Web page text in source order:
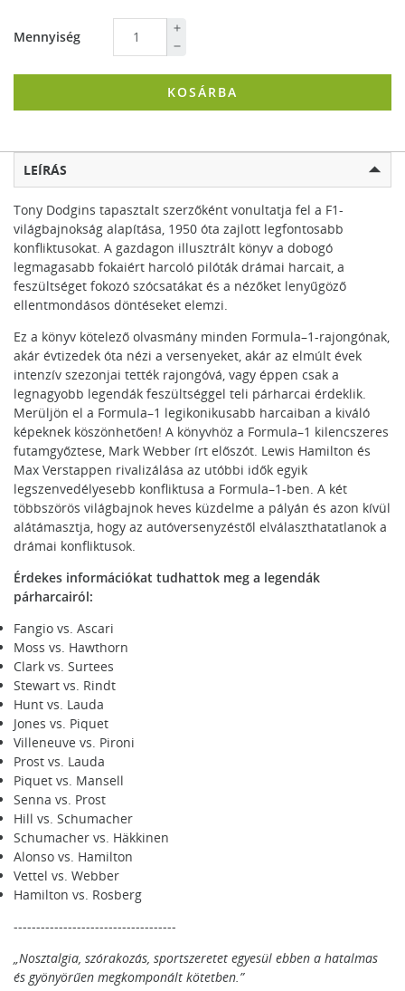
Mennyiség
KOSÁRBA
LEÍRÁS
Tony Dodgins tapasztalt szerzőként vonultatja fel a F1-
világbajnokság alapítása, 1950 óta zajlott legfontosabb
konfliktusokat. A gazdagon illusztrált könyv a dobogó
legmagasabb fokaiért harcoló pilóták drámai harcait, a
feszültséget fokozó szócsatákat és a nézőket lenyűgöző
ellentmondásos döntéseket elemzi.
Ez a könyv kötelező olvasmány minden Formula–1-rajongónak,
akár évtizedek óta nézi a versenyeket, akár az elmúlt évek
intenzív szezonjai tették rajongóvá, vagy éppen csak a
legnagyobb legendák feszültséggel teli párharcai érdeklik.
Merüljön el a Formula–1 legikonikusabb harcaiban a kiváló
képeknek köszönhetően! A könyvhöz a Formula–1 kilencszeres
futamgyőztese, Mark Webber írt előszót. Lewis Hamilton és
Max Verstappen rivalizálása az utóbbi idők egyik
legszenvedélyesebb konfliktusa a Formula–1-ben. A két
többszörös világbajnok heves küzdelme a pályán és azon kívül
alátámasztja, hogy az autóversenyzéstől elválaszthatatlanok a
drámai konfliktusok.
Érdekes információkat tudhattok meg a legendák
párharcairól:
Fangio vs. Ascari
Moss vs. Hawthorn
Clark vs. Surtees
Stewart vs. Rindt
Hunt vs. Lauda
Jones vs. Piquet
Villeneuve vs. Pironi
Prost vs. Lauda
Piquet vs. Mansell
Senna vs. Prost
Hill vs. Schumacher
Schumacher vs. Häkkinen
Alonso vs. Hamilton
Vettel vs. Webber
Hamilton vs. Rosberg
------------------------------------
„Nosztalgia, szórakozás, sportszeretet egyesül ebben a hatalmas
és gyönyörűen megkomponált kötetben.”